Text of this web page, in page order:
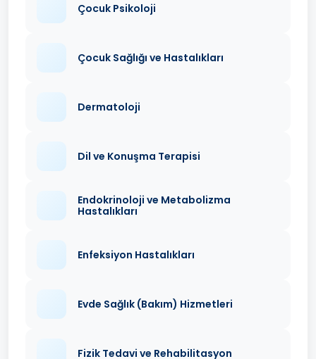
Çocuk Psikoloji
Çocuk Sağlığı ve Hastalıkları
Dermatoloji
Dil ve Konuşma Terapisi
Endokrinoloji ve Metabolizma
Hastalıkları
Enfeksiyon Hastalıkları
Evde Sağlık (Bakım) Hizmetleri
Fizik Tedavi ve Rehabilitasyon